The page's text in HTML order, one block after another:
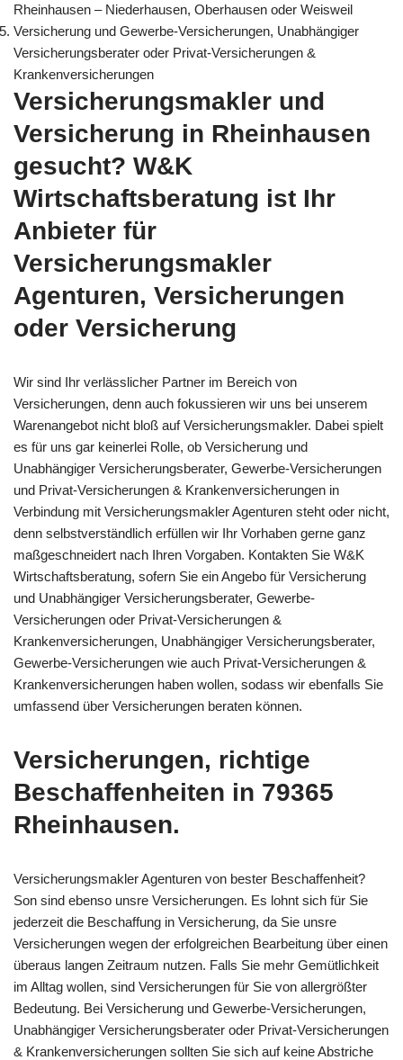
Rheinhausen – Niederhausen, Oberhausen oder Weisweil
Versicherung und Gewerbe-Versicherungen, Unabhängiger
Versicherungsberater oder Privat-Versicherungen &
Krankenversicherungen
Versicherungsmakler und
Versicherung in Rheinhausen
gesucht? W&K
Wirtschaftsberatung ist Ihr
Anbieter für
Versicherungsmakler
Agenturen, Versicherungen
oder Versicherung
Wir sind Ihr verlässlicher Partner im Bereich von
Versicherungen, denn auch fokussieren wir uns bei unserem
Warenangebot nicht bloß auf Versicherungsmakler. Dabei spielt
es für uns gar keinerlei Rolle, ob Versicherung und
Unabhängiger Versicherungsberater, Gewerbe-Versicherungen
und Privat-Versicherungen & Krankenversicherungen in
Verbindung mit Versicherungsmakler Agenturen steht oder nicht,
denn selbstverständlich erfüllen wir Ihr Vorhaben gerne ganz
maßgeschneidert nach Ihren Vorgaben. Kontakten Sie W&K
Wirtschaftsberatung, sofern Sie ein Angebo für Versicherung
und Unabhängiger Versicherungsberater, Gewerbe-
Versicherungen oder Privat-Versicherungen &
Krankenversicherungen, Unabhängiger Versicherungsberater,
Gewerbe-Versicherungen wie auch Privat-Versicherungen &
Krankenversicherungen haben wollen, sodass wir ebenfalls Sie
umfassend über Versicherungen beraten können.
Versicherungen, richtige
Beschaffenheiten in 79365
Rheinhausen.
Versicherungsmakler Agenturen von bester Beschaffenheit?
Son sind ebenso unsre Versicherungen. Es lohnt sich für Sie
jederzeit die Beschaffung in Versicherung, da Sie unsre
Versicherungen wegen der erfolgreichen Bearbeitung über einen
überaus langen Zeitraum nutzen. Falls Sie mehr Gemütlichkeit
im Alltag wollen, sind Versicherungen für Sie von allergrößter
Bedeutung. Bei Versicherung und Gewerbe-Versicherungen,
Unabhängiger Versicherungsberater oder Privat-Versicherungen
& Krankenversicherungen sollten Sie sich auf keine Abstriche